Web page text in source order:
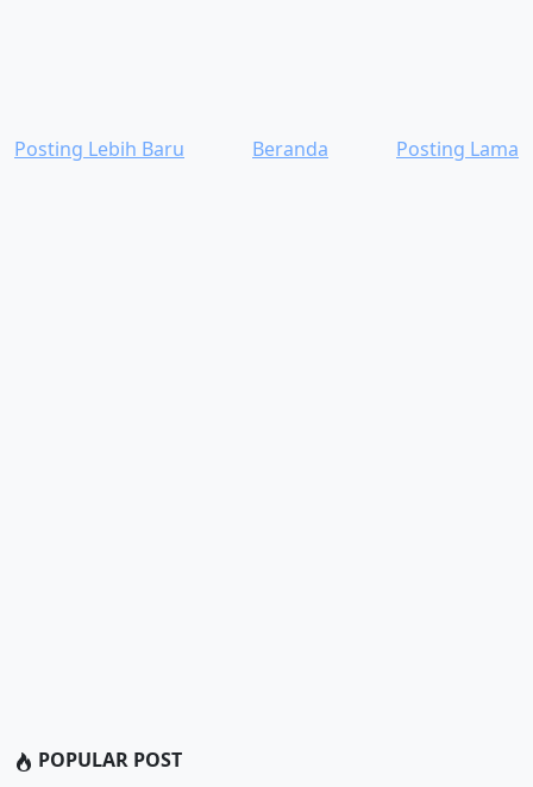
Posting Lebih Baru Posting Lama
Beranda
POPULAR POST